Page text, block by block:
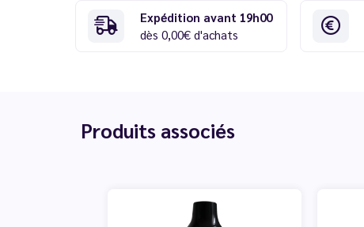
Expédition avant 19h00
dès 0,00€ d'achats
Produits associés